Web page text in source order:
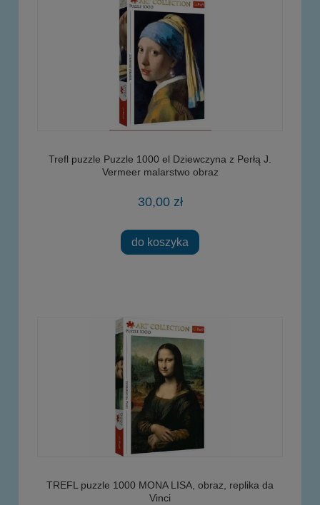
Trefl puzzle Puzzle 1000 el Dziewczyna z Perłą J.
Vermeer malarstwo obraz
30,00 zł
do koszyka
TREFL puzzle 1000 MONA LISA, obraz, replika da
Vinci